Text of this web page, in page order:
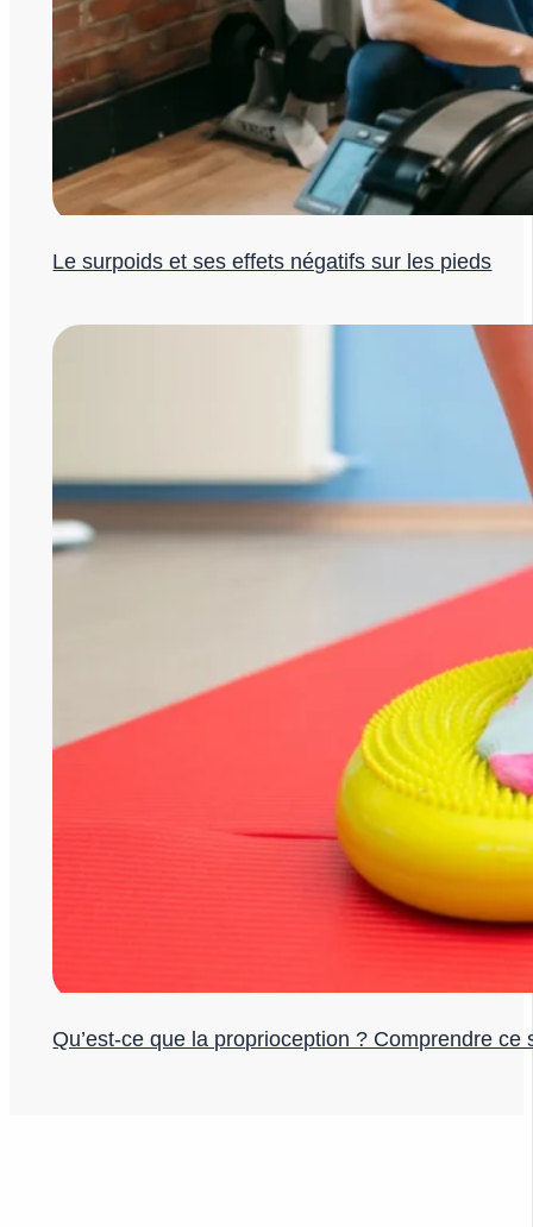
Le surpoids et ses effets négatifs sur les pieds
Qu’est-ce que la proprioception ? Comprendre ce